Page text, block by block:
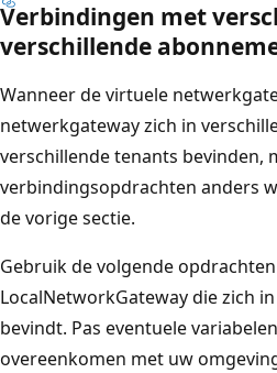
Verbindingen met
verschillende
Wanneer de virtuele
netwerkgateway zich in
verschillende tenants bevinden,
verbindingsopdrachten anders
de vorige sectie.
Gebruik de volgende
LocalNetworkGateway die zich
bevindt. Pas eventuele
overeenkomen met uw